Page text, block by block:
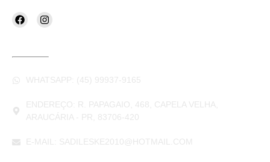
WHATSAPP: (45) 99937-9165
ENDEREÇO: R. PAPAGAIO, 468, CAPELA VELHA,
ARAUCÁRIA - PR, 83706-420
E-MAIL: SADILESKE2010@HOTMAIL.COM